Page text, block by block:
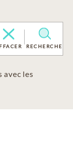
RECHERCHE
les